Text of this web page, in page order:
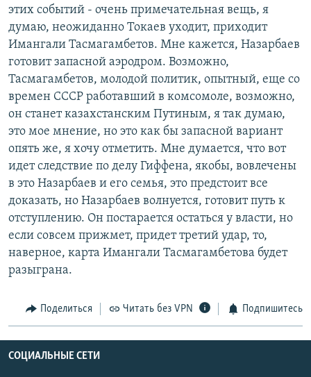
этих событий - очень примечательная вещь, я
думаю, неожиданно Токаев уходит, приходит
Имангали Тасмагамбетов. Мне кажется, Назарбаев
готовит запасной аэродром. Возможно,
Тасмагамбетов, молодой политик, опытный, еще со
времен СССР работавший в комсомоле, возможно,
он станет казахстанским Путиным, я так думаю,
это мое мнение, но это как бы запасной вариант
опять же, я хочу отметить. Мне думается, что вот
идет следствие по делу Гиффена, якобы, вовлечены
в это Назарбаев и его семья, это предстоит все
доказать, но Назарбаев волнуется, готовит путь к
отступлению. Он постарается остаться у власти, но
если совсем прижмет, придет третий удар, то,
наверное, карта Имангали Тасмагамбетова будет
разыграна.
Поделиться Читать без VPN Подпишитесь
СОЦИАЛЬНЫЕ СЕТИ